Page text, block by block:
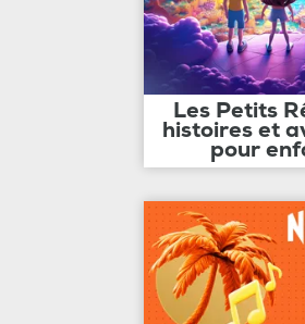
Les Petits
histoires et
pour